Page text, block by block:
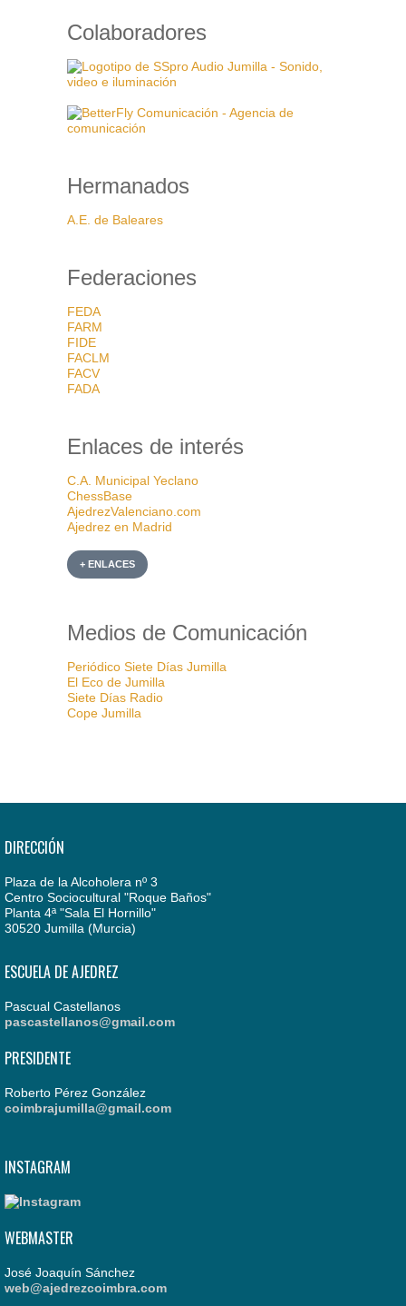
Colaboradores
Hermanados
A.E. de Baleares
Federaciones
FEDA
FARM
FIDE
FACLM
FACV
FADA
Enlaces de interés
C.A. Municipal Yeclano
ChessBase
AjedrezValenciano.com
Ajedrez en Madrid
+ ENLACES
Medios de Comunicación
Periódico Siete Días Jumilla
El Eco de Jumilla
Siete Días Radio
Cope Jumilla
DIRECCIÓN
Plaza de la Alcoholera nº 3
Centro Sociocultural "Roque Baños"
Planta 4ª "Sala El Hornillo"
30520 Jumilla (Murcia)
ESCUELA DE AJEDREZ
Pascual Castellanos
pascastellanos@gmail.com
PRESIDENTE
Roberto Pérez González
coimbrajumilla@gmail.com
INSTAGRAM
WEBMASTER
José Joaquín Sánchez
web@ajedrezcoimbra.com